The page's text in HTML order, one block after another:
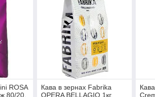
ROSA
80/20,
Кава в зернах Fabrika
OPERA BELLAGIO 1кг,